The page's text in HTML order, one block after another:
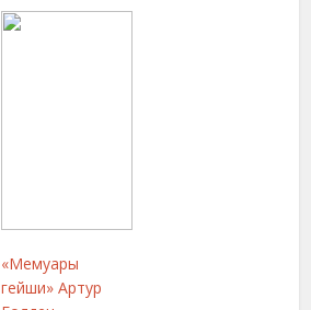
«Мемуары
гейши» Артур